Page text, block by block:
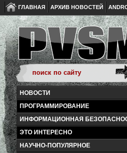
ГЛАВНАЯ АРХИВ НОВОСТЕЙ
НОВОСТИ
ПРОГРАММИРОВАНИЕ
ИНФОРМАЦИОННАЯ
ЭТО ИНТЕРЕСНО
НАУЧНО-ПОПУЛЯРНОЕ